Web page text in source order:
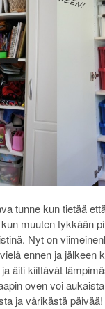
tunne kun tietää
muuten tykkään
Nyt on
ennen ja jälkeen
äiti kiittävät
oven voi
ja värikästä päivää!